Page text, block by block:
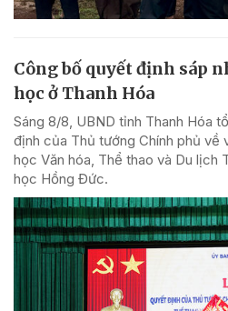
Công bố quyết định sáp
học ở Thanh Hóa
Sáng 8/8, UBND tỉnh Thanh Hóa
định của Thủ tướng Chính phủ về
học Văn hóa, Thể thao và Du lịch
học Hồng Đức.